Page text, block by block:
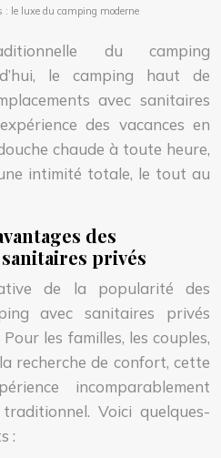
le luxe du camping moderne
du camping
le camping haut de
avec sanitaires
des vacances en
chaude à toute heure,
intimité totale, le tout au
des
privés
de la popularité des
avec sanitaires privés
les familles, les couples,
recherche de confort, cette
incomparablement
Voici quelques-
: